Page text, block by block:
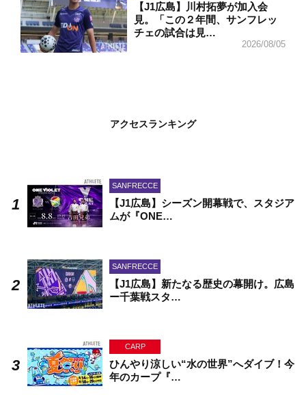
【J1広島】川村拓夢が加入会
見。「この２年間、サンフレッ
チェの試合は見…
2026/08/05
アクセスランキング
SANFRECCE
【J1広島】シーズン開幕戦で、スタジア
ムが『ONE…
SANFRECCE
【J1広島】新たなる歴史の幕開け。広島
ー千葉戦スタ…
CARP
ひんやり涼しい“水の世界”へダイブ！今
年のカープ『…